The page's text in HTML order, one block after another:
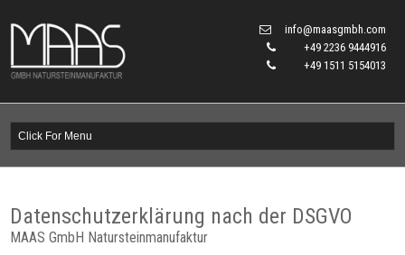
info@maasgmbh.com
+49 2236 9444916
+49 1511 5154013
Datenschutzerklärung nach der DSGVO
MAAS GmbH Natursteinmanufaktur